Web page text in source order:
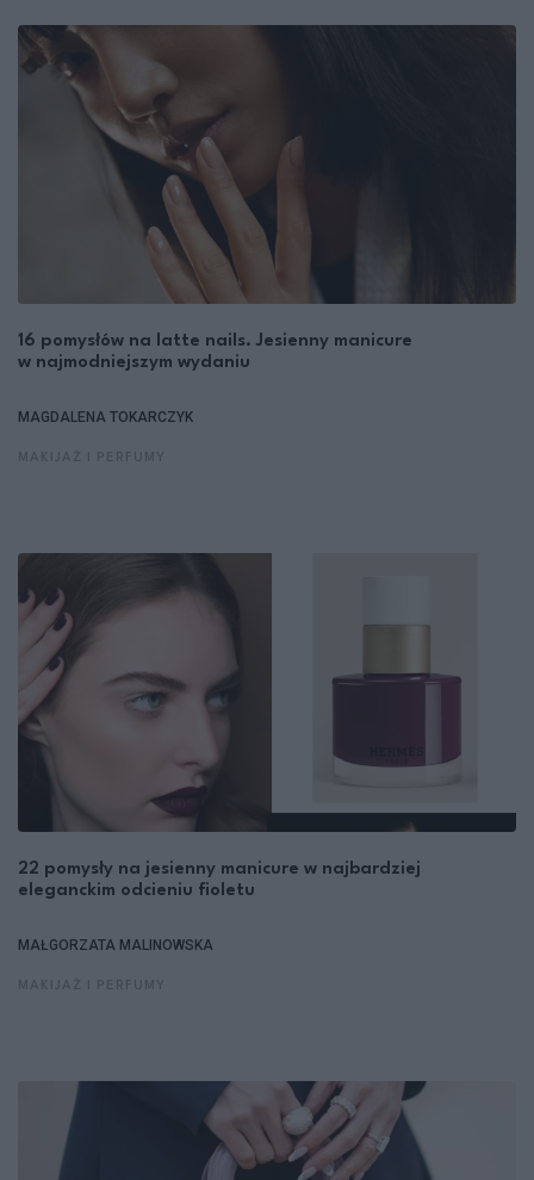
16 pomysłów na latte nails. Jesienny manicure
w najmodniejszym wydaniu
MAGDALENA TOKARCZYK
22 pomysły na jesienny manicure w najbardziej
eleganckim odcieniu fioletu
MAŁGORZATA MALINOWSKA